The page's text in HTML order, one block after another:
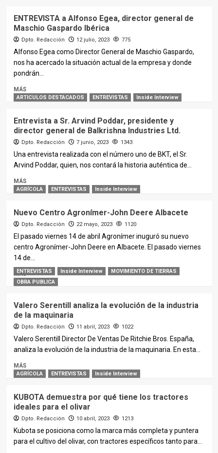
ENTREVISTA a Alfonso Egea, director general de
Maschio Gaspardo Ibérica
Dpto. Redacción 12 julio, 2023 775
Alfonso Egea como Director General de Maschio Gaspardo,
nos ha acercado la situación actual de la empresa y donde
pondrán...
MÁS
ARTICULOS DESTACADOS ENTREVISTAS Inside Interview
Entrevista a Sr. Arvind Poddar, presidente y
director general de Balkrishna Industries Ltd.
Dpto. Redacción 7 junio, 2023 1343
Una entrevista realizada con el número uno de BKT, el Sr.
Arvind Poddar, quien, nos contará la historia auténtica de...
MÁS
AGRÍCOLA ENTREVISTAS Inside Interview
Nuevo Centro Agronímer-John Deere Albacete
Dpto. Redacción 22 mayo, 2023 1120
El pasado viernes 14 de abril Agronímer inuguró su nuevo
centro Agronímer-John Deere en Albacete. El pasado viernes
14 de...
MÁS
ENTREVISTAS Inside Interview
MOVIMIENTO DE TIERRAS
OBRA PUBLICA
Valero Serentill analiza la evolución de la industria
de la maquinaria
Dpto. Redacción 11 abril, 2023 1022
Valero Serentill Director De Ventas De Ritchie Bros. España,
analiza la evolución de la industria de la maquinaria. En esta...
MÁS
AGRÍCOLA ENTREVISTAS Inside Interview
KUBOTA demuestra por qué tiene los tractores
ideales para el olivar
Dpto. Redacción 10 abril, 2023 1213
Kubota se posiciona como la marca más completa y puntera
para el cultivo del olivar, con tractores específicos tanto para...